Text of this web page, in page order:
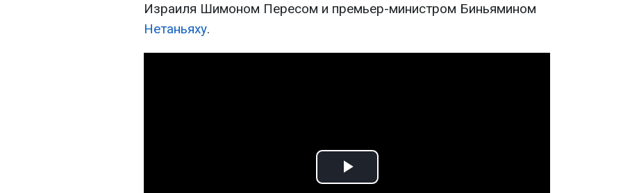
Израиля Шимоном Пересом и премьер-министром Биньямином
Нетаньяху.
Play